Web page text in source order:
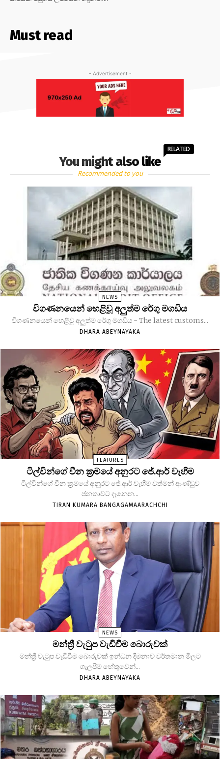
Must read
- Advertisement -
You might also like
RELATED
Recommended to you
NEWS
විගණනයෙන් හෙළිවූ අලුත්ම රේගු මගඩිය
විගණනයෙන් හෙළිවූ අලුත්ම රේගු මගඩිය - The latest customs...
DHARA ABEYNAYAKA
FEATURES
ටිල්වින්ගේ චීන ක්‍රමයේ අනුරට ජේ.ආර් වැහීම
ටිල්වින්ගේ චීන ක්‍රමයේ අනුරට ජේ.ආර් වැහීම වත්මන් ආණ්ඩුව
ජනතාවට දැනෙන...
TIRAN KUMARA BANGAGAMAARACHCHI
NEWS
මන්ත්‍රී වැටුප වැඩිවීම බොරුවක්
මන්ත්‍රී වැටුප වැඩිවීම බොරුවක් ඉන්ධන දීමනාව වර්තමාන මිලට
ගැලපීම හේතුවෙන්...
DHARA ABEYNAYAKA